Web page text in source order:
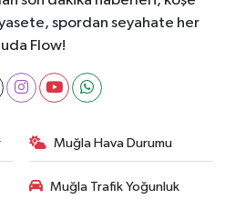
spordan seyahate her
Flow!
Muğla Hava Durumu
Muğla Trafik Yoğunluk